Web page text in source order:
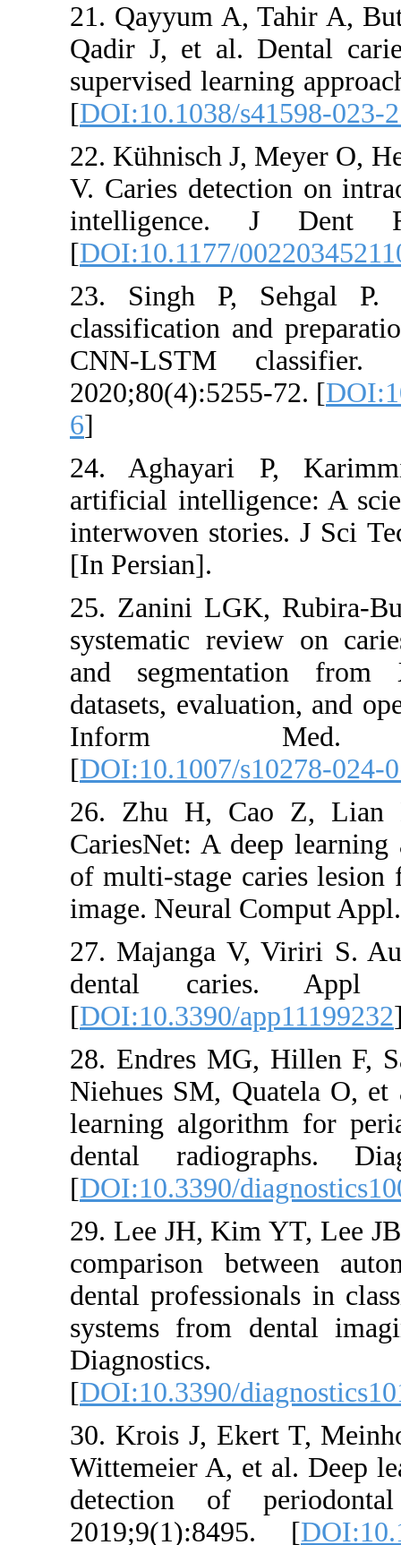
21. Qayyum
Qadir J, et
supervised
[
22. Kühnisch
V. Caries
[DOI:10.1177/
23. Singh
classification
CNN-
24.
artificial
interwoven
25. Zanini
systematic
and
datasets,
Inform
[
26. Zhu H,
CariesNet: A
of multi-stage
image. Neural
27. Majanga
dental
[DOI:10.3390/
28. Endres
Niehues SM,
learning
dental
[
29. Lee JH,
comparison
dental
systems
[DOI:10.3390/
30. Krois J,
Wittemeier A,
detection